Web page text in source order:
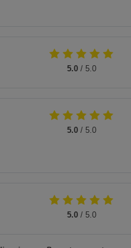
5.0/ 5.0
5.0/ 5.0
5.0/ 5.0